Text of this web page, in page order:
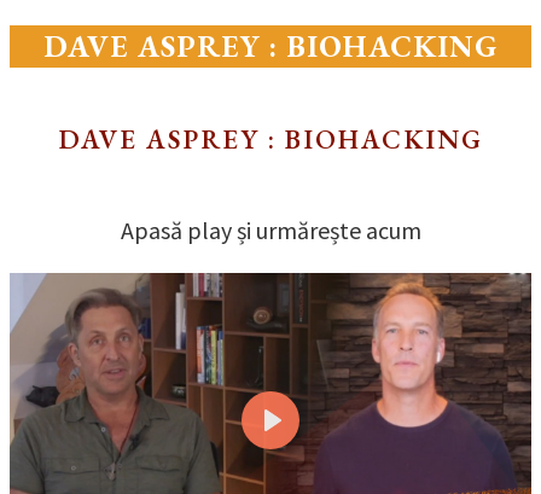
DAVE ASPREY : BIOHACKING
DAVE ASPREY : BIOHACKING
Apasă play și urmărește acum